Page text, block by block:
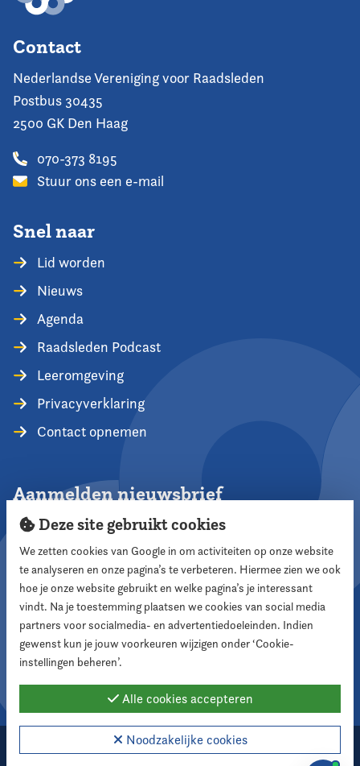
Contact
Nederlandse Vereniging voor Raadsleden
Postbus 30435
2500 GK Den Haag
070-373 8195
Stuur ons een e-mail
Snel naar
Lid worden
Nieuws
Agenda
Raadsleden Podcast
Leeromgeving
Privacyverklaring
Contact opnemen
Aanmelden nieuwsbrief
Aanmelden
Volg ons
2026 Nederlandse Vereniging voor Raadsleden
Deze site gebruikt cookies
We zetten cookies van Google in om activiteiten op onze website
te analyseren en onze pagina’s te verbeteren. Hiermee zien we ook
hoe je onze website gebruikt en welke pagina’s je interessant
vindt. Na je toestemming plaatsen we cookies van social media
partners voor socialmedia- en advertentiedoeleinden. Indien
gewenst kun je jouw voorkeuren wijzigen onder ‘Cookie-
instellingen beheren’.
Alle cookies accepteren
Noodzakelijke cookies